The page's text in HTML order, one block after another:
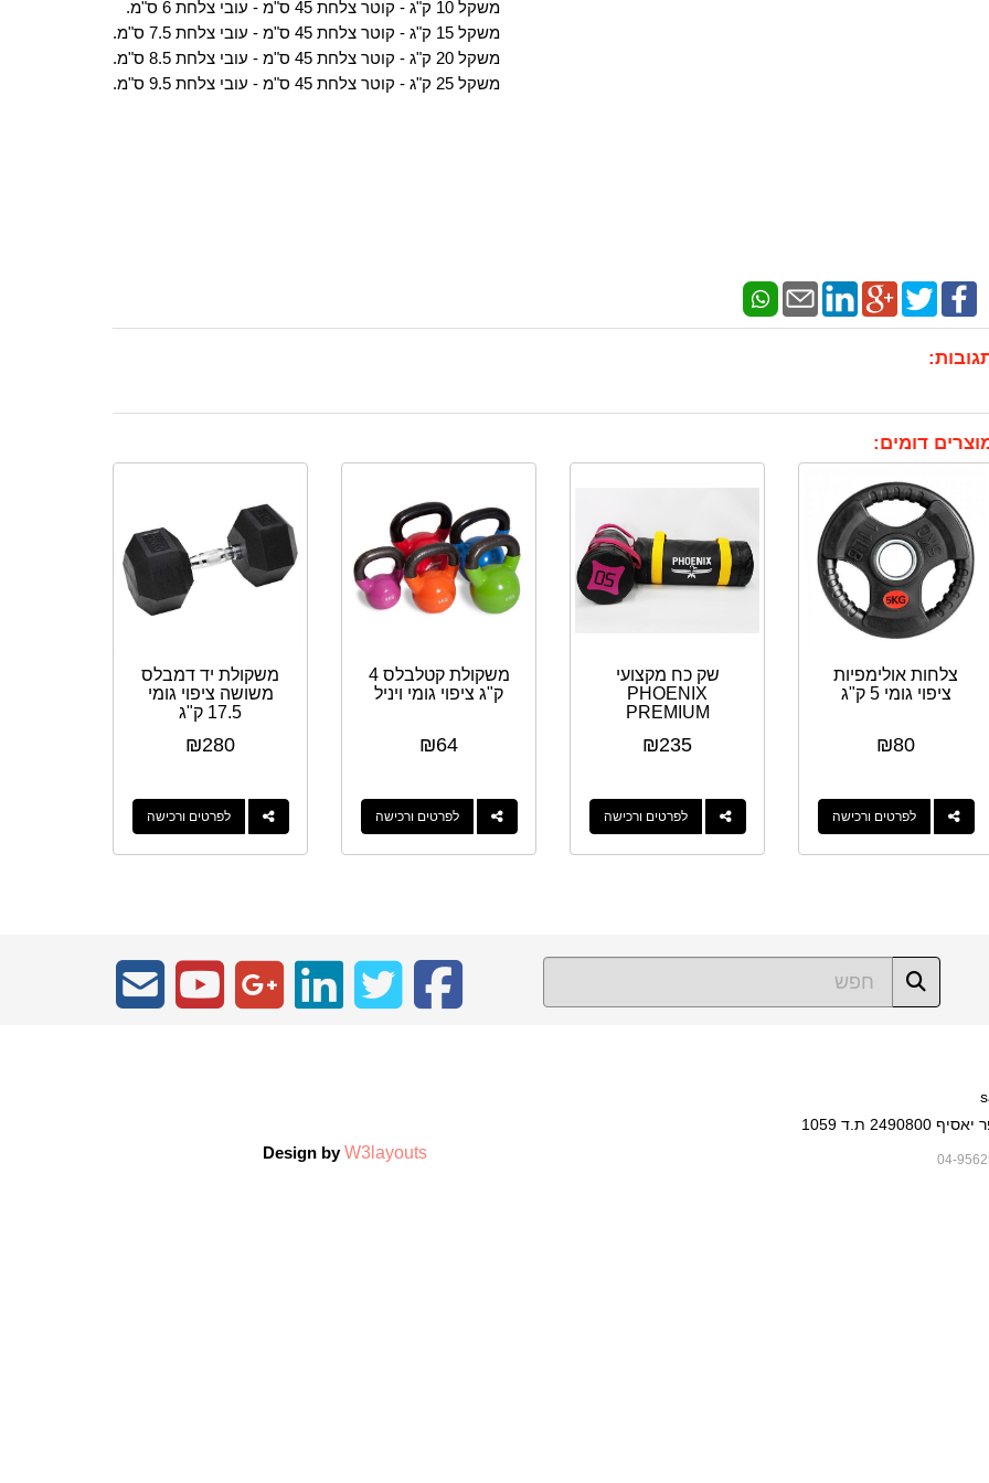
משקל 10 ק"ג - קוטר צלחת 45 ס"מ - עובי צלחת 6 ס"מ.
משקל 15 ק"ג - קוטר צלחת 45 ס"מ - עובי צלחת 7.5 ס"מ.
משקל 20 ק"ג - קוטר צלחת 45 ס"מ - עובי צלחת 8.5 ס"מ.
משקל 25 ק"ג - קוטר צלחת 45 ס"מ - עובי צלחת 9.5 ס"מ.
דומים:
צלחות אולימפיות
ציפוי גומי 5 ק"ג
₪80
לפרטים ורכישה
שק כח מקצועי
PHOENIX
PREMIUM
5KG
₪235
לפרטים ורכישה
משקולת קטלבלס 4
ק"ג ציפוי גומי ויניל
₪64
לפרטים ורכישה
משקולת יד דמבלס
משושה ציפוי גומי
17.5 ק"ג
₪280
לפרטים ורכישה
ת.ד 1059
04-
Design byW3layouts